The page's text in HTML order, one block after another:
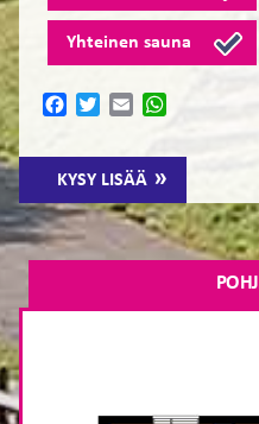
Yhteinen sauna
KYSY LISÄÄ
FacebookTwitterEmail